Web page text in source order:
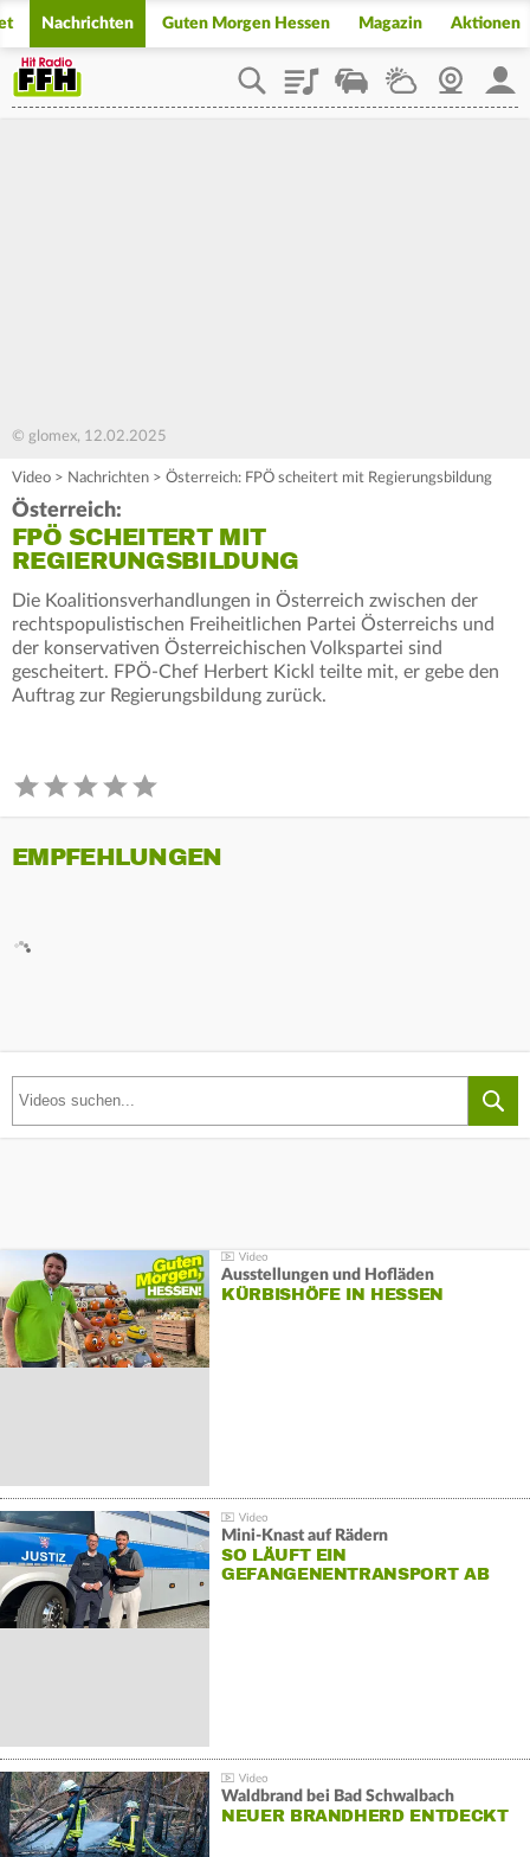
Nachrichten Guten Morgen Hessen Magazin Aktionen
PlaylistStaupilotWetterWebcam
© glomex, 12.02.2025
Video > Nachrichten > Österreich: FPÖ scheitert mit Regierungsbildung
Österreich:
FPÖ SCHEITERT MIT
REGIERUNGSBILDUNG
Die Koalitionsverhandlungen in Österreich zwischen der
rechtspopulistischen Freiheitlichen Partei Österreichs und
der konservativen Österreichischen Volkspartei sind
gescheitert. FPÖ-Chef Herbert Kickl teilte mit, er gebe den
Auftrag zur Regierungsbildung zurück.
EMPFEHLUNGEN
Ausstellungen und Hofläden
KÜRBISHÖFE IN HESSEN
Mini-Knast auf Rädern
SO LÄUFT EIN
GEFANGENENTRANSPORT AB
Waldbrand bei Bad Schwalbach
NEUER BRANDHERD ENTDECKT